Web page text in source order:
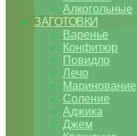
Алкогольные
ЗАГОТОВКИ
Варенье
Конфитюр
Повидло
Лечо
Маринование
Соление
Аджика
Джем